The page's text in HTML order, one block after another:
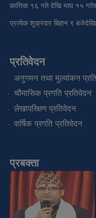
कात्तिक १६ गते देखि माघ १५
प्रत्येक शुक्रवार बिहान ९
प्रतिवेदन
अनुगमन तथा मुल्यांकन
चौमासिक प्रगति प्रतिवेदन
लेखापरिक्षण प्रतिवेदन
वार्षिक प्रगति प्रतिवेदन
प्रबक्ता